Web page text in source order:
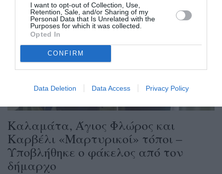
I want to opt-out of Collection, Use,
Retention, Sale, and/or Sharing of my
Personal Data that Is Unrelated with the
Purposes for which it was collected.
Opted In
CONFIRM
Data Deletion Data Access Privacy Policy
Καλαμάτα, Άγιος Φλώρος και
Καρβέλι «Μαρτυρικοί» τόποι –
Υποβλήθηκε ο φάκελος από τον
δήμαρχο